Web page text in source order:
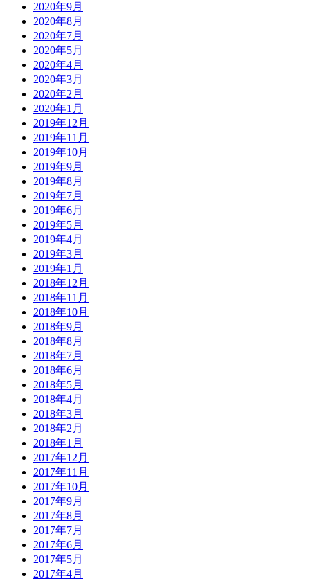
2020年9月
2020年8月
2020年7月
2020年5月
2020年4月
2020年3月
2020年2月
2020年1月
2019年12月
2019年11月
2019年10月
2019年9月
2019年8月
2019年7月
2019年6月
2019年5月
2019年4月
2019年3月
2019年1月
2018年12月
2018年11月
2018年10月
2018年9月
2018年8月
2018年7月
2018年6月
2018年5月
2018年4月
2018年3月
2018年2月
2018年1月
2017年12月
2017年11月
2017年10月
2017年9月
2017年8月
2017年7月
2017年6月
2017年5月
2017年4月